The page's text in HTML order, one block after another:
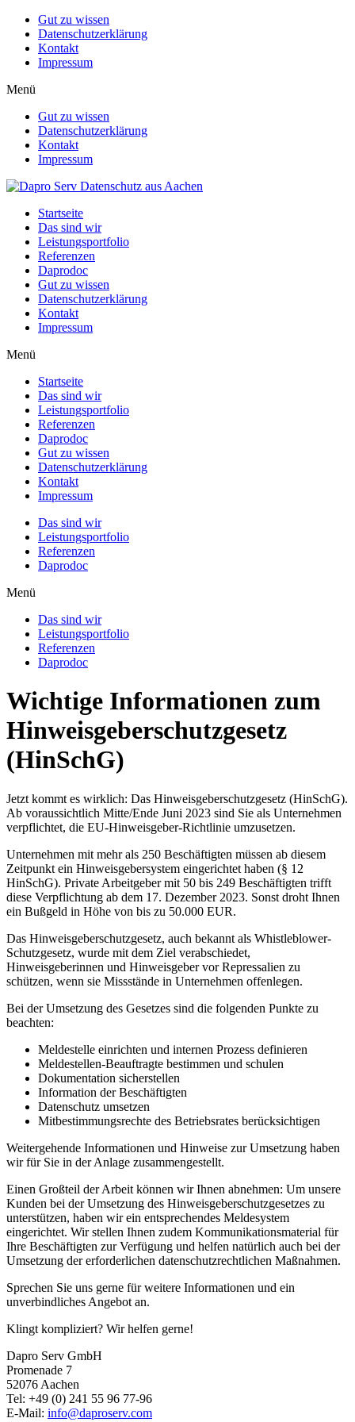
Gut zu wissen
Datenschutzerklärung
Kontakt
Impressum
Menü
Gut zu wissen
Datenschutzerklärung
Kontakt
Impressum
Startseite
Das sind wir
Leistungsportfolio
Referenzen
Daprodoc
Gut zu wissen
Datenschutzerklärung
Kontakt
Impressum
Menü
Startseite
Das sind wir
Leistungsportfolio
Referenzen
Daprodoc
Gut zu wissen
Datenschutzerklärung
Kontakt
Impressum
Das sind wir
Leistungsportfolio
Referenzen
Daprodoc
Menü
Das sind wir
Leistungsportfolio
Referenzen
Daprodoc
Wichtige Informationen zum
Hinweisgeberschutzgesetz
(HinSchG)
Jetzt kommt es wirklich: Das Hinweisgeberschutzgesetz (HinSchG).
Ab voraussichtlich Mitte/Ende Juni 2023 sind Sie als Unternehmen
verpflichtet, die EU-Hinweisgeber-Richtlinie umzusetzen.
Unternehmen mit mehr als 250 Beschäftigten müssen ab diesem
Zeitpunkt ein Hinweisgebersystem eingerichtet haben (§ 12
HinSchG). Private Arbeitgeber mit 50 bis 249 Beschäftigten trifft
diese Verpflichtung ab dem 17. Dezember 2023. Sonst droht Ihnen
ein Bußgeld in Höhe von bis zu 50.000 EUR.
Das Hinweisgeberschutzgesetz, auch bekannt als Whistleblower-
Schutzgesetz, wurde mit dem Ziel verabschiedet,
Hinweisgeberinnen und Hinweisgeber vor Repressalien zu
schützen, wenn sie Missstände in Unternehmen offenlegen.
Bei der Umsetzung des Gesetzes sind die folgenden Punkte zu
beachten:
Meldestelle einrichten und internen Prozess definieren
Meldestellen-Beauftragte bestimmen und schulen
Dokumentation sicherstellen
Information der Beschäftigten
Datenschutz umsetzen
Mitbestimmungsrechte des Betriebsrates berücksichtigen
Weitergehende Informationen und Hinweise zur Umsetzung haben
wir für Sie in der Anlage zusammengestellt.
Einen Großteil der Arbeit können wir Ihnen abnehmen: Um unsere
Kunden bei der Umsetzung des Hinweisgeberschutzgesetzes zu
unterstützen, haben wir ein entsprechendes Meldesystem
eingerichtet. Wir stellen Ihnen zudem Kommunikationsmaterial für
Ihre Beschäftigten zur Verfügung und helfen natürlich auch bei der
Umsetzung der erforderlichen datenschutzrechtlichen Maßnahmen.
Sprechen Sie uns gerne für weitere Informationen und ein
unverbindliches Angebot an.
Klingt kompliziert? Wir helfen gerne!
Dapro Serv GmbH
Promenade 7
52076 Aachen
Tel: +49 (0) 241 55 96 77-96
E-Mail: info@daproserv.com